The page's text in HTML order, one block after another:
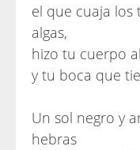
el que cuaja los
algas,
hizo tu cuerpo
y tu boca que
Un sol negro y
hebras